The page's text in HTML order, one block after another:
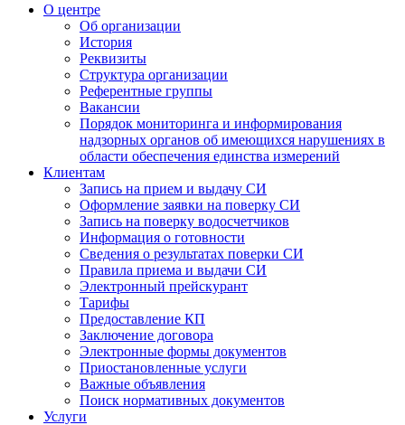
О центре
Об организации
История
Реквизиты
Структура организации
Референтные группы
Вакансии
Порядок мониторинга и информирования
надзорных органов об имеющихся нарушениях в
области обеспечения единства измерений
Клиентам
Запись на прием и выдачу СИ
Оформление заявки на поверку СИ
Запись на поверку водосчетчиков
Информация о готовности
Сведения о результатах поверки СИ
Правила приема и выдачи СИ
Электронный прейскурант
Тарифы
Предоставление КП
Заключение договора
Электронные формы документов
Приостановленные услуги
Важные объявления
Поиск нормативных документов
Услуги